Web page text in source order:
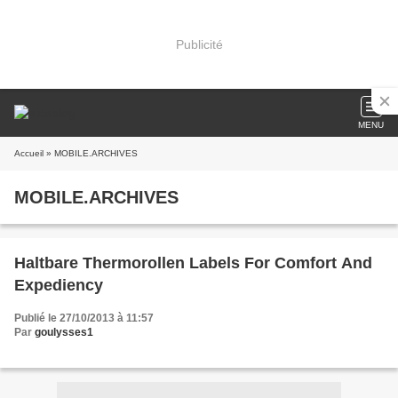
Publicité
MENU
Accueil » MOBILE.ARCHIVES
MOBILE.ARCHIVES
Haltbare Thermorollen Labels For Comfort And
Expediency
Publié le 27/10/2013 à 11:57
Par goulysses1